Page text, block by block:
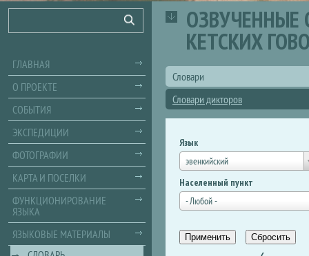
ОЗВУЧЕННЫЕ
КЕТСКИХ
Словари
Словари дикторов
Язык
эвенкийский
Населенный пункт
- Любой -
Поиск
ГЛАВНАЯ
О ПРОЕКТЕ
СОБЫТИЯ
ЭКСПЕДИЦИИ
ФОТОГРАФИИ
КАРТА И ПОСЕЛКИ
ФУНКЦИОНИРОВАНИЕ
ЯЗЫКА
ЯЗЫКОВЫЕ МАТЕРИАЛЫ